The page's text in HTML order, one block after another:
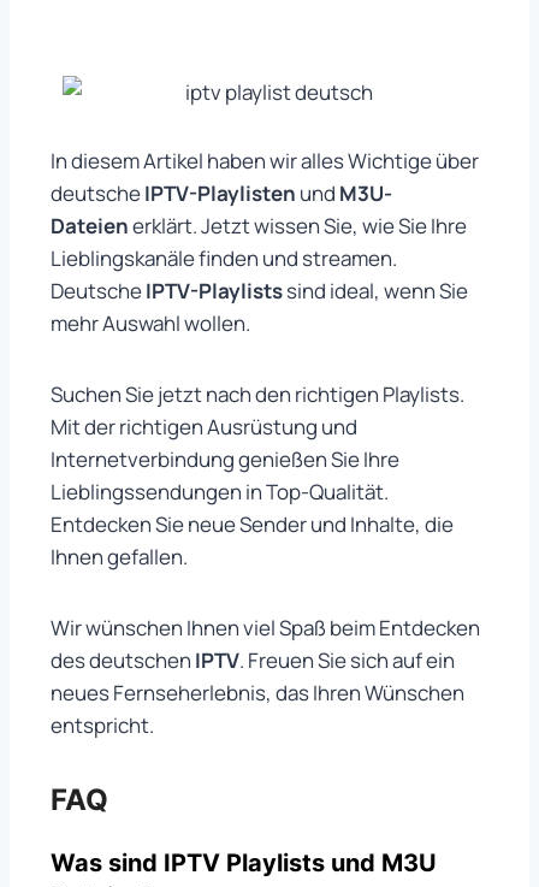
In diesem Artikel haben wir alles Wichtige über
deutscheIPTV-Playlisten und M3U-
Dateienerklärt. Jetzt wissen Sie, wie Sie Ihre
Lieblingskanäle finden und streamen.
DeutscheIPTV-Playlistssind ideal, wenn Sie
mehr Auswahl wollen.
Suchen Sie jetzt nach den richtigen Playlists.
Mit der richtigen Ausrüstung und
Internetverbindung genießen Sie Ihre
Lieblingssendungen in Top-Qualität.
Entdecken Sie neue Sender und Inhalte, die
Ihnen gefallen.
Wir wünschen Ihnen viel Spaß beim Entdecken
des deutschen IPTV. Freuen Sie sich auf ein
neues Fernseherlebnis, das Ihren Wünschen
entspricht.
FAQ
Was sind IPTV Playlists und M3U